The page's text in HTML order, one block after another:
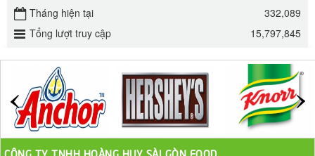
Đường mía thiên nhiên Biên Hòa gói 1kg
ĐƯỜNG SẠCH CÔ BA BIÊN HÒA 1KG
27.000 VND
Đường cát trắng An Khê bao 50kg
1.100.000 VND
Tháng hiện tại
332,089
Tổng lượt truy cập
15,797,845
CÔNG TY TNHH HOÀNG HUY SÀI GÒN FOOD